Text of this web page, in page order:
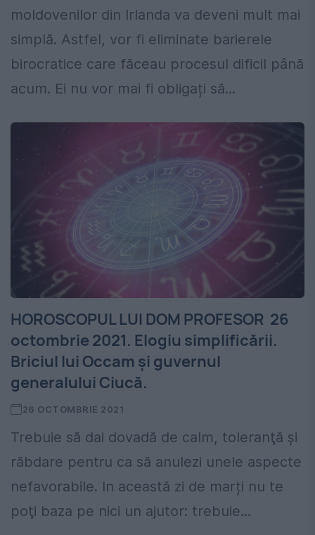
moldovenilor din Irlanda va deveni mult mai
simplă. Astfel, vor fi eliminate barierele
birocratice care făceau procesul dificil până
acum. Ei nu vor mai fi obligați să...
HOROSCOPUL LUI DOM PROFESOR 26
octombrie 2021. Elogiu simplificării.
Briciul lui Occam și guvernul
generalului Ciucă.
26 OCTOMBRIE 2021
Trebuie să dai dovadă de calm, toleranţă şi
răbdare pentru ca să anulezi unele aspecte
nefavorabile. In această zi de marți nu te
poţi baza pe nici un ajutor: trebuie...